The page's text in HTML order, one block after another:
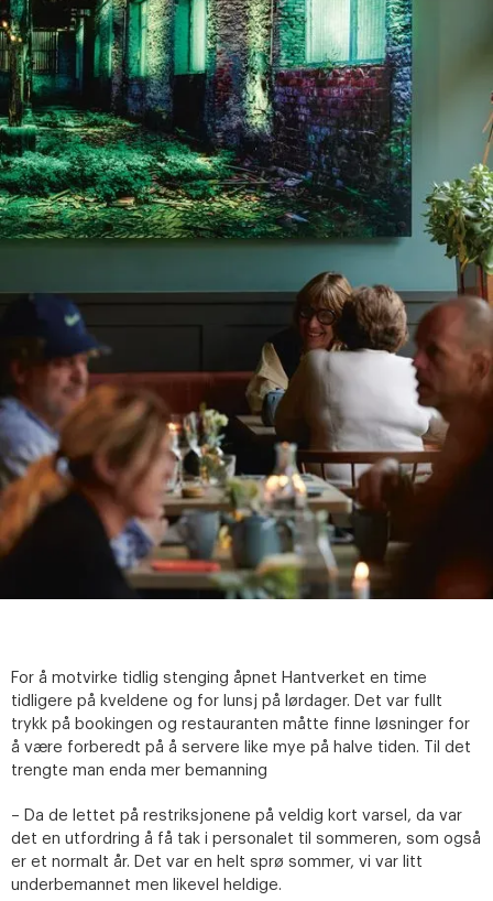
For å motvirke tidlig stenging åpnet Hantverket en time
tidligere på kveldene og for lunsj på lørdager. Det var fullt
trykk på bookingen og restauranten måtte finne løsninger for
å være forberedt på å servere like mye på halve tiden. Til det
trengte man enda mer bemanning
– Da de lettet på restriksjonene på veldig kort varsel, da var
det en utfordring å få tak i personalet til sommeren, som også
er et normalt år. Det var en helt sprø sommer, vi var litt
underbemannet men likevel heldige.